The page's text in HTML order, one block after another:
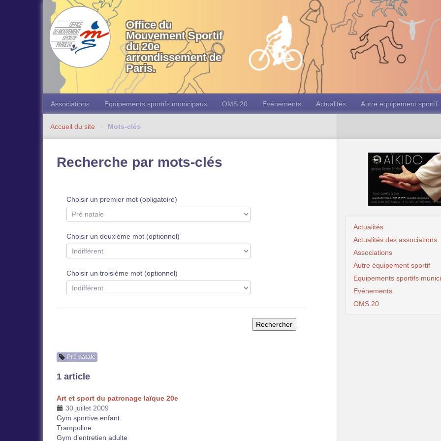
Office du
Mouvement Sportif
du 20e
arrondissement de
Paris.
Associations Equipements sportifs municipaux OMS 20 Evénements Actualités Autre équipement sportif
Accueil du site > Mots-clés
Recherche par mots-clés
Choisir un premier mot (obligatoire)
Choisir un deuxième mot (optionnel)
Choisir un troisième mot (optionnel)
Pré natale
1 article
Art et sport du patronage laïque 20e
30 juillet 2009
Gym sportive enfant.
Trampoline
Gym d’entretien adulte
Actualités
Actualités des associations
Associations
Autre équipement sportif
Equipements sportifs
Evénements
OMS 20